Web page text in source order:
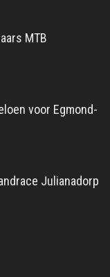
MTB
voor Egmond-
Julianadorp